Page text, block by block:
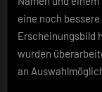
eine noch
Erscheinungsbild
wurden
an